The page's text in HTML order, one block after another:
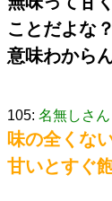
ことだよな？
意味わから
105: 名無しさん
味の全くな
甘いとすぐ